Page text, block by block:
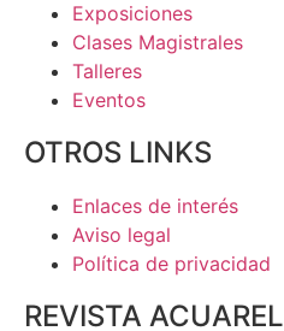
Exposiciones
Clases Magistrales
Talleres
Eventos
OTROS LINKS
Enlaces de interés
Aviso legal
Política de privacidad
REVISTA